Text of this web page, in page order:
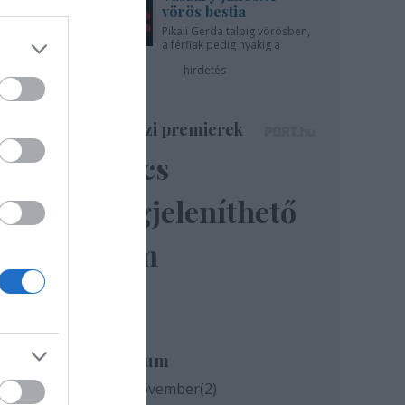
az
vörös bestia
Pikali Gerda talpig vörösben,
a férfiak pedig nyakig a
hirdetés
Színházi premierek
Nincs
megjeleníthető
elem
Archívum
2020 november(2)